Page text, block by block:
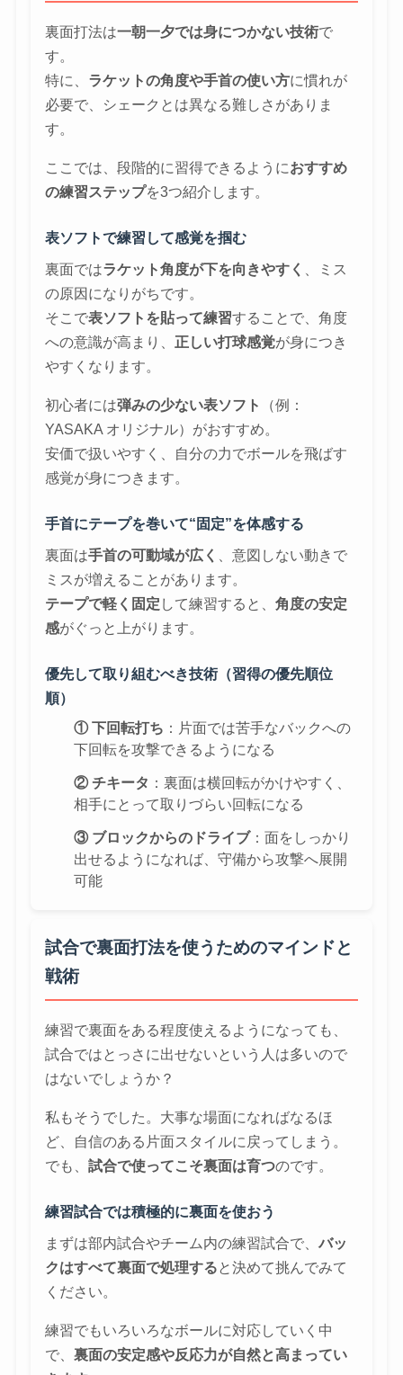
裏面打法は一朝一夕では身につかない技術で
す。
特に、 ラケットの角度や手首の使い方に慣れが
必要で、シェークとは異なる難しさがありま
す。
ここでは、段階的に習得できるようにおすすめ
の練習ステップを3つ紹介します。
表ソフトで練習して感覚を掴む
裏面ではラケット角度が下を向きやすく
、ミス
の原因になりがちです。
そこで表ソフトを貼って練習することで、角度
への意識が高まり、 正しい打球感覚が身につき
やすくなります。
初心者には弾みの少ない表ソフト
（例：
YASAKA オリジナル）がおすすめ。
安価で扱いやすく、自分の力でボールを飛ばす
感覚が身につきます。
手首にテープを巻いて“固定”を体感する
裏面は手首の可動域が広く
、意図しない動きで
ミスが増えることがあります。
テープで軽く固定 して練習すると、 角度の安定
感がぐっと上がります。
優先して取り組むべき技術（習得の優先順位
順）
① 下回転打ち ：片面では苦手なバックへの
下回転を攻撃できるようになる
② チキータ ：裏面は横回転がかけやすく、
相手にとって取りづらい回転になる
③ ブロックからのドライブ：面をしっかり
出せるようになれば、守備から攻撃へ展開
可能
試合で裏面打法を使うためのマインドと
戦術
練習で裏面をある程度使えるようになっても、
試合ではとっさに出せないという人は多いので
はないでしょうか？
私もそうでした。大事な場面になればなるほ
ど、自信のある片面スタイルに戻ってしまう。
でも、 試合で使ってこそ裏面は育つのです。
練習試合では積極的に裏面を使おう
まずは部内試合やチーム内の練習試合で、 バッ
クはすべて裏面で処理すると決めて挑んでみて
ください。
練習でもいろいろなボールに対応していく中
で、 裏面の安定感や反応力が自然と高まってい